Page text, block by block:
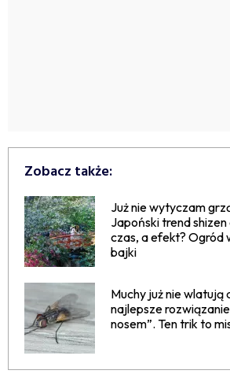
Zobacz także:
Już nie wytyczam
Japoński trend
czas, a efekt? Ogród
bajki
Muchy już nie wlatują
najlepsze
nosem”. Ten trik to